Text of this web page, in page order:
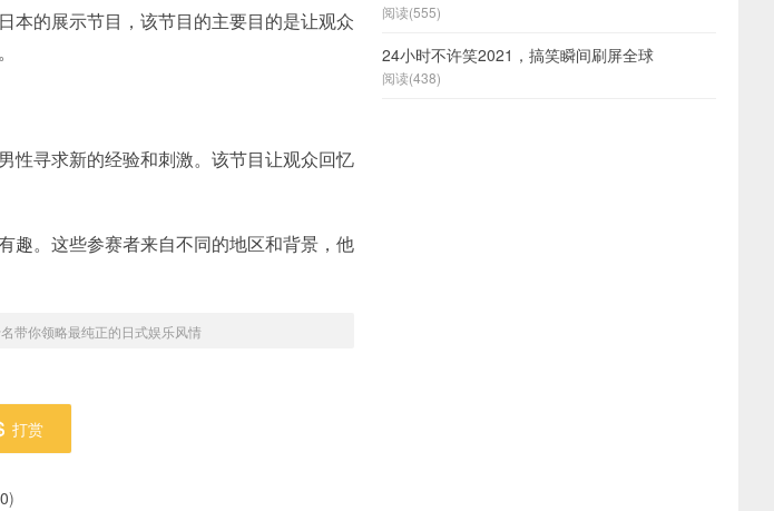
本的展示节目，该节目的主要目的是让观众
性寻求新的经验和刺激。该节目让观众回忆
趣。这些参赛者来自不同的地区和背景，他
带你领略最纯正的日式娱乐风情
打赏
0)
阅读(555)
24小时不许笑2021，搞笑瞬间刷屏全球
阅读(438)